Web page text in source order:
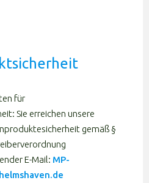
für
Sie erreichen unsere
gemäß §
E-Mail: MP-